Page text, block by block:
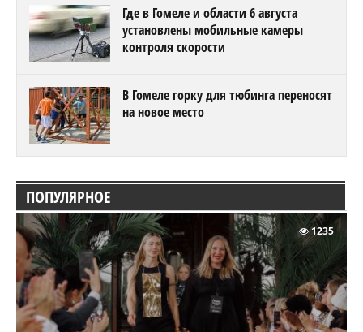
Где в Гомеле и области 6 августа
установлены мобильные камеры
контроля скорости
В Гомеле горку для тюбинга переносят
на новое место
ПОПУЛЯРНОЕ
1235